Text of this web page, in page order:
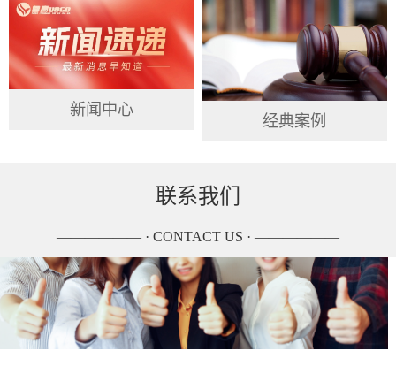
新闻中心
经典案例
联系我们
—————— · CONTACT US · ——————